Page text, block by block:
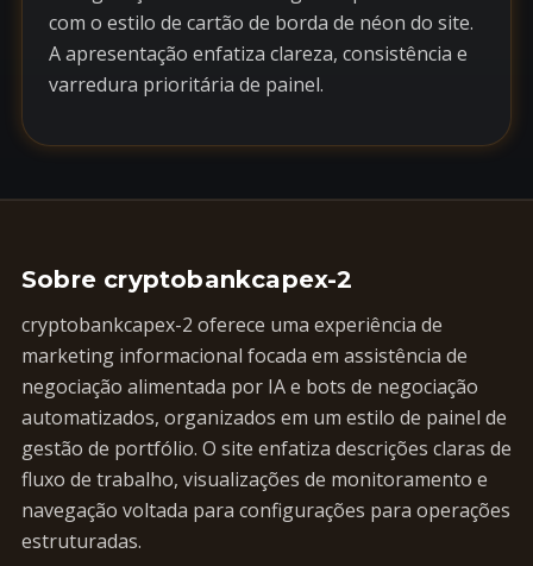
com o estilo de cartão de borda de néon do site.
A apresentação enfatiza clareza, consistência e
varredura prioritária de painel.
Sobre cryptobankcapex-2
cryptobankcapex-2 oferece uma experiência de
marketing informacional focada em assistência de
negociação alimentada por IA e bots de negociação
automatizados, organizados em um estilo de painel de
gestão de portfólio. O site enfatiza descrições claras de
fluxo de trabalho, visualizações de monitoramento e
navegação voltada para configurações para operações
estruturadas.